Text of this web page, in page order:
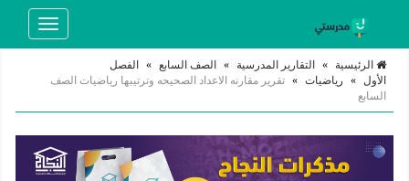
Toggle
الرئيسية » التقارير المدرسية » الصف السابع »
الفصل
الأول » رياضيات » تقرير مقارنه الاعداد الصحيحه وترتيبها رياضيات الصف
السابع